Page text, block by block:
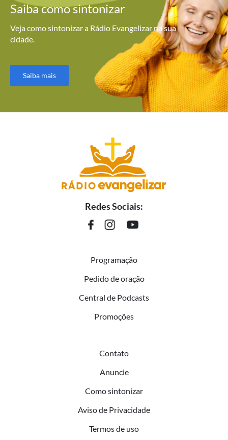
Saiba comosintonizar
Veja como sintonizar a Rádio Evangelizar na sua
cidade.
Saiba mais
Redes Sociais:
Programação
Pedido de oração
Central de Podcasts
Promoções
Contato
Anuncie
Como sintonizar
Aviso de Privacidade
Termos de uso